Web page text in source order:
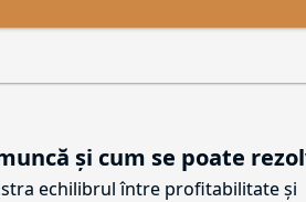
și cum se poate
echilibrul între profitabilitate și